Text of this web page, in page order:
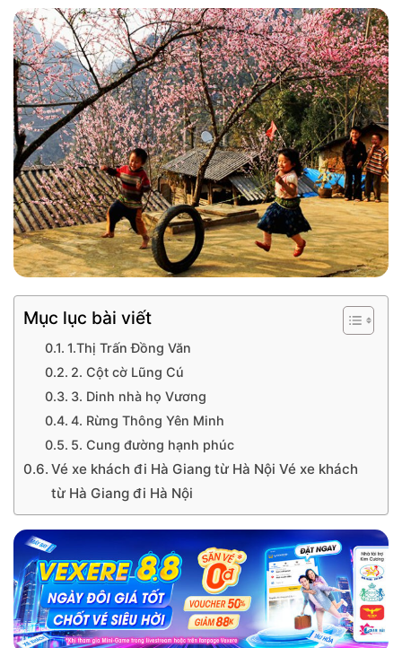
Mục lục bài viết
1.Thị Trấn Đồng Văn
2. Cột cờ Lũng Cú
3. Dinh nhà họ Vương
4. Rừng Thông Yên Minh
5. Cung đường hạnh phúc
Vé xe khách đi Hà Giang từ Hà Nội Vé xe khách
từ Hà Giang đi Hà Nội